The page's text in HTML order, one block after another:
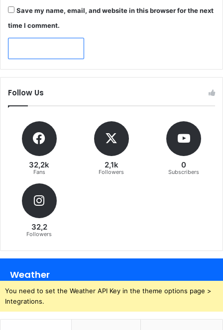
Save my name, email, and website in this browser for the next
time I comment.
Follow Us
32,2k
Fans
2,1k
Followers
0
Subscribers
32,2
Followers
Weather
You need to set the Weather API Key in the theme options page >
Integrations.